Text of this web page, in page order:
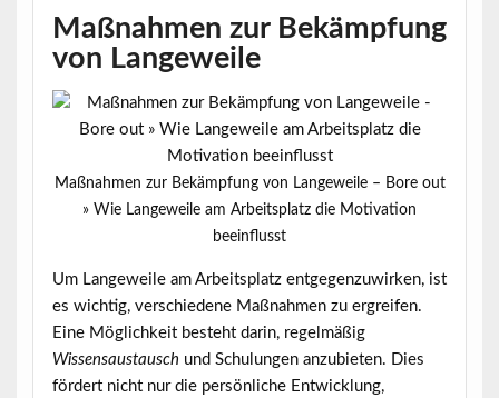
Maßnahmen zur Bekämpfung
von Langeweile
Maßnahmen zur Bekämpfung von Langeweile – Bore out
» Wie Langeweile am Arbeitsplatz die Motivation
beeinflusst
Um Langeweile am Arbeitsplatz entgegenzuwirken, ist
es wichtig, verschiedene Maßnahmenzu ergreifen.
Eine Möglichkeit besteht darin, regelmäßig
Wissensaustausch und Schulungen anzubieten. Dies
fördert nicht nur die persönliche Entwicklung,